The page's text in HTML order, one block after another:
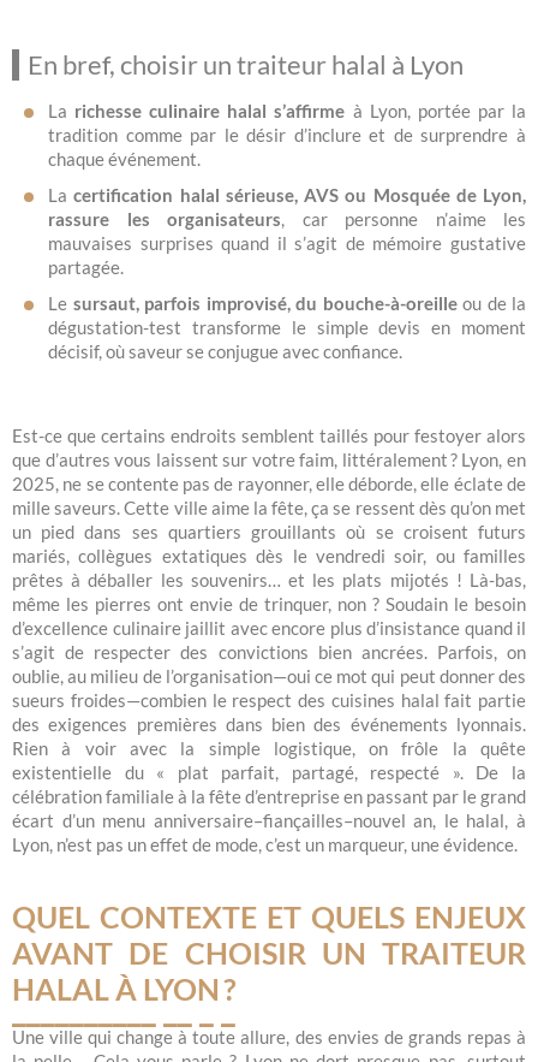
En bref, choisir un traiteur halal à Lyon
La richesse culinaire halal s’affirme à Lyon, portée par la
tradition comme par le désir d’inclure et de surprendre à
chaque événement.
Lacertification halal sérieuse, AVS ou Mosquée de Lyon,
rassure les organisateurs , car personne n’aime les
mauvaises surprises quand il s’agit de mémoire gustative
partagée.
Le sursaut, parfois improvisé, du bouche-à-oreilleou de la
dégustation-test transforme le simple devis en moment
décisif, où saveur se conjugue avec confiance.
Est-ce que certains endroits semblent taillés pour festoyer alors
que d’autres vous laissent sur votre faim, littéralement ? Lyon, en
2025, ne se contente pas de rayonner, elle déborde, elle éclate de
mille saveurs. Cette ville aime la fête, ça se ressent dès qu’on met
un pied dans ses quartiers grouillants où se croisent futurs
mariés, collègues extatiques dès le vendredi soir, ou familles
prêtes à déballer les souvenirs… et les plats mijotés ! Là-bas,
même les pierres ont envie de trinquer, non ? Soudain le besoin
d’excellence culinaire jaillit avec encore plus d’insistance quand il
s’agit de respecter des convictions bien ancrées. Parfois, on
oublie, au milieu de l’organisation—oui ce mot qui peut donner des
sueurs froides—combien le respect des cuisines halal fait partie
des exigences premières dans bien des événements lyonnais.
Rien à voir avec la simple logistique, on frôle la quête
existentielle du « plat parfait, partagé, respecté ». De la
célébration familiale à la fête d’entreprise en passant par le grand
écart d’un menu anniversaire–fiançailles–nouvel an, le halal, à
Lyon, n’est pas un effet de mode, c’est un marqueur, une évidence.
QUEL CONTEXTE ET QUELS ENJEUX
AVANT DE CHOISIR UN TRAITEUR
HALAL À LYON ?
Une ville qui change à toute allure, des envies de grands repas à